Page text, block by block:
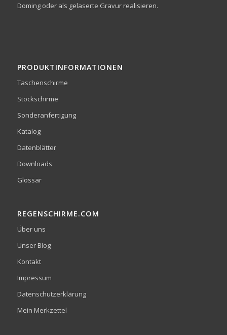
Doming oder als gelaserte Gravur realisieren.
PRODUKTINFORMATIONEN
Taschenschirme
Stockschirme
Sonderanfertigung
Katalog
Datenblätter
Downloads
Glossar
REGENSCHIRME.COM
Über uns
Unser Blog
Kontakt
Impressum
Datenschutzerklärung
Mein Merkzettel